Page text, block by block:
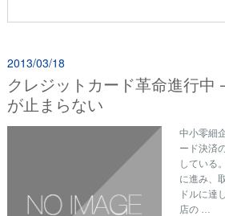
2013/03/18
クレジットカード革命進行
が止まらない
中小零細
ード決済
している
に進み、
ドルに達
店の …